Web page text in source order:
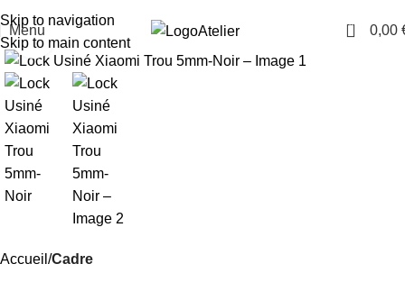
Skip to navigation
Skip to main content
Menu Atelier 0 0,00
Cliquez pour agrandir
Accueil Cadre